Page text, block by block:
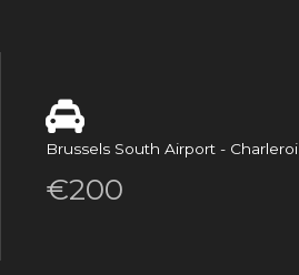
Brussels South Airport - Charleroi
€200